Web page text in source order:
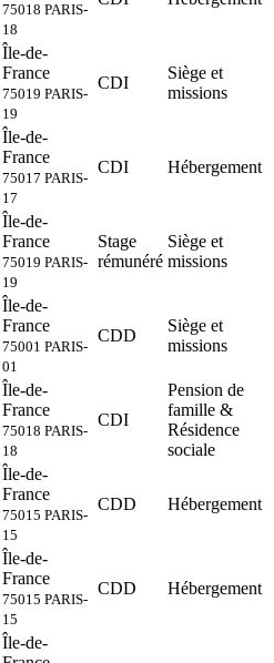
75018 PARIS-
18
Île-de-
France
75019 PARIS-
19
CDI
Siège et
missions
Île-de-
France
75017 PARIS-
17
CDI Hébergement
Île-de-
France
75019 PARIS-
19
Stage
rémunéré
Siège et
missions
Île-de-
France
75001 PARIS-
01
CDD
Siège et
missions
Île-de-
France
75018 PARIS-
18
CDI
Pension de
famille &
Résidence
sociale
Île-de-
France
75015 PARIS-
15
CDD Hébergement
Île-de-
France
75015 PARIS-
15
CDD Hébergement
Île-de-